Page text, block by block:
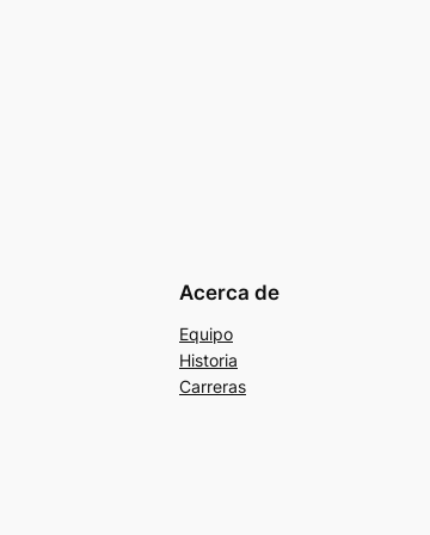
Acerca de
Equipo
Historia
Carreras